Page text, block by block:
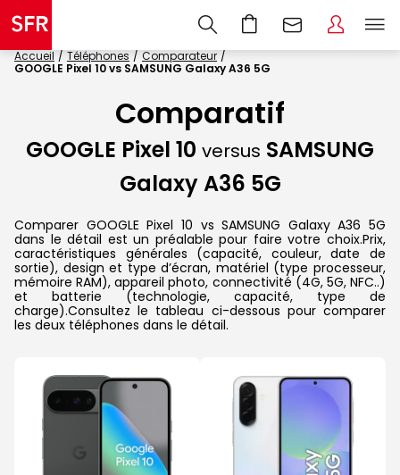
Accueil Téléphones
Comparateur
GOOGLE Pixel 10 vs SAMSUNG Galaxy A36 5G
Comparatif
GOOGLE Pixel 10 versus SAMSUNG
Galaxy A36 5G
Comparer GOOGLE Pixel 10 vs SAMSUNG Galaxy A36 5G
dans le détail est un préalable pour faire votre choix.Prix,
caractéristiques générales (capacité, couleur, date de
sortie), design et type d’écran, matériel (type processeur,
mémoire RAM), appareil photo, connectivité (4G, 5G, NFC..)
et batterie (technologie, capacité, type de
charge).Consultez le tableau ci-dessous pour comparer
les deux téléphones dans le détail.